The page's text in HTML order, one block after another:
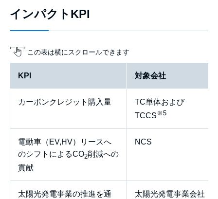
インパクトKPI
この表は横にスクロールできます
KPI 対象会社
カーボンクレジット購入量
TC単体および
TCCS ※5
電動車（EV,HV）リースへ
のシフトによるCO2削減への
貢献
NCS
太陽光発電事業の推進を通
太陽光発電事業会社